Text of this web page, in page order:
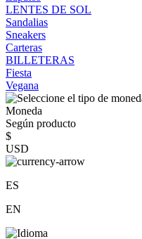
LENTES DE SOL
Sandalias
Sneakers
Carteras
BILLETERAS
Fiesta
Vegana
Moneda
Según producto
$
USD
ES
EN